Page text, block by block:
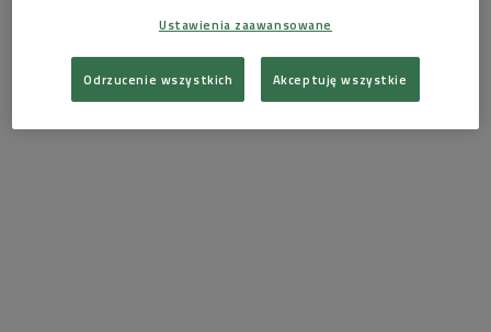
Zamościu czy na zachodzie Polski.
Ustawienia zaawansowane
Odrzucenie wszystkich Akceptuję wszystkie